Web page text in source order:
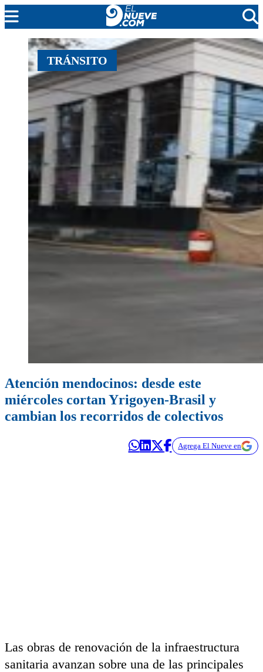
MENDOZA
CADA DÍA
ARGENTINA
NOTICIERO 9
PROTAGONISTAS
EL NUEVE STREAMS
PROGRAMACIÓN
EN VIVO
TRÁNSITO
Atención mendocinos: desde este
miércoles cortan Yrigoyen-Brasil y
cambian los recorridos de colectivos
Agrega El Nueve en
Las obras de renovación de la infraestructura
sanitaria avanzan sobre una de las principales